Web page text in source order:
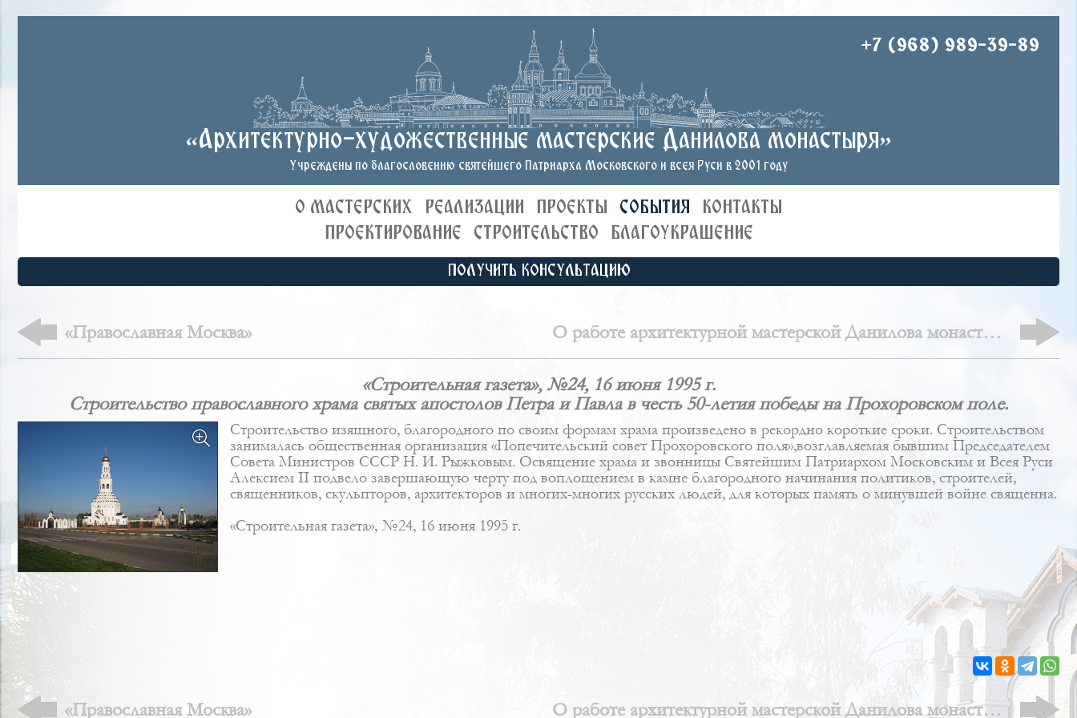
+7 (968) 989-39-89
«Архитектурно-художественные мастерские Данилова монастыря»
Учреждены по благословению святейшего Патриарха Московского и всея Руси в 2001 году
О МАСТЕРСКИХ РЕАЛИЗАЦИИ ПРОЕКТЫ СОБЫТИЯ
КОНТАКТЫ
ПРОЕКТИРОВАНИЕ
СТРОИТЕЛЬСТВО БЛАГОУКРАШЕНИЕ
ПОЛУЧИТЬ КОНСУЛЬТАЦИЮ
«Православная Москва»
О работе архитектурной мастерской Данилова монастыря
«Cтроительная газета», №24, 16 июня 1995 г.
Строительство православного храма святых апостолов Петра и Павла в честь 50-летия победы на Прохоровском поле.
Строительство изящного, благородного по своим формам храма произведено в рекордно короткие сроки. Строительством
занималась общественная организация «Попечительский совет Прохоровского поля»,возглавляемая бывшим Председателем
Совета Министров СССР Н. И. Рыжковым. Освящение храма и звонницы Святейшим Патриархом Московским и Всея Руси
Алексием II подвело завершающую черту под воплощением в камне благородного начинания политиков, строителей,
священников, скульпторов, архитекторов и многих-многих русских людей, для которых память о минувшей войне священна.
«Cтроительная газета», №24, 16 июня 1995 г.
«Православная Москва»
О работе архитектурной мастерской Данилова монастыря